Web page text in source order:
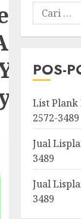
POS-
List Plank
2572-3489
Jual
3489
Jual
3489